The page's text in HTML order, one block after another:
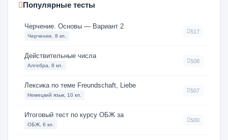
Популярные тесты
Черчение. Основы — Вариант 2
Черчение, 8 кл.
517
Действительные числа
Алгебра, 8 кл.
508
Лексика по теме Freundschaft, Liebe
Немецкий язык, 10 кл.
507
Итоговый тест по курсу ОБЖ за
ОБЖ, 6 кл.
500